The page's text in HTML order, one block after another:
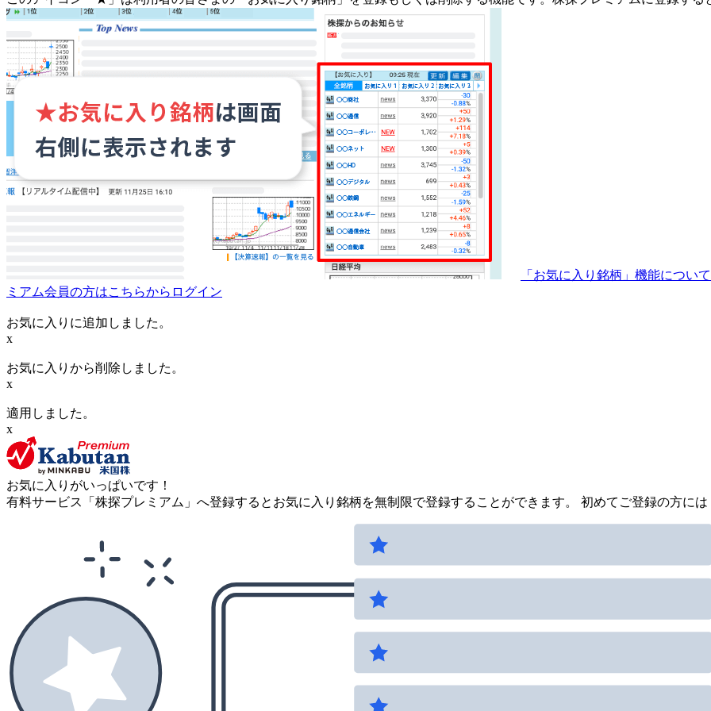
「お気に入り銘柄」機能につい
ミアム会員の方はこちらからログイン
お気に入りに追加しました。
x
お気に入りから削除しました。
x
適用しました。
x
お気に入りがいっぱいです！
有料サービス「株探プレミアム」へ登録するとお気に入り銘柄を無制限で登録することができます。 初めてご登録の方に